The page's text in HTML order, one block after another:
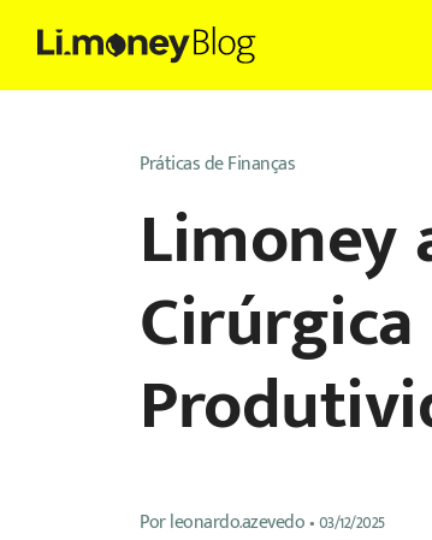
Práticas de Finanças
Limoney
Porleonardo.azevedo•03/12/2025